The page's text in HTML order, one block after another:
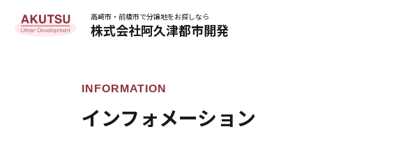
高崎市・前橋市で分譲地をお探しなら
株式会社阿久津都市開発
インフォメーション